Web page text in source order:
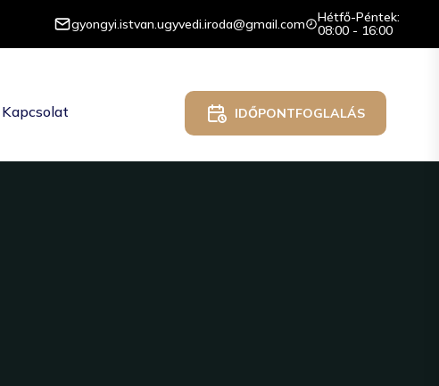
gyongyi.istvan.ugyvedi.iroda@gmail.com
Hétfő-Péntek:
08:00 - 16:00
Kapcsolat IDŐPONTFOGLALÁS